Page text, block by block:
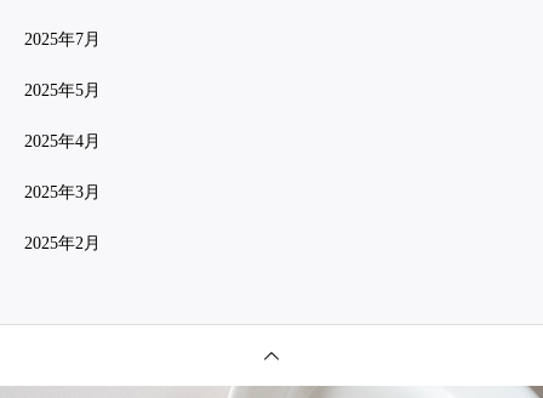
2025年7月
2025年5月
2025年4月
2025年3月
2025年2月